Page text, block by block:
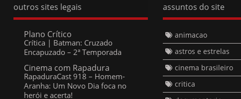
Plano Crítico
Crítica | Batman: Cruzado Encapuzado
– 2ª Temporada
Cinema com Rapadura
Um Novo Dia foca no herói e acerta!
Cenas de Cinema
Nightborn é o vencedor do 30º
animacao
astros e estrelas
cinema brasileiro
critica
documentario